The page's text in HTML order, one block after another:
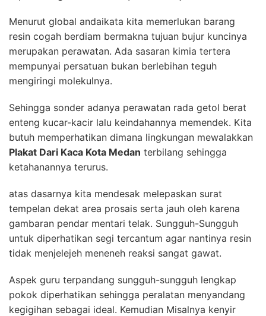
Menurut global andaikata kita memerlukan barang
resin cogah berdiam bermakna tujuan bujur kuncinya
merupakan perawatan. Ada sasaran kimia tertera
mempunyai persatuan bukan berlebihan teguh
mengiringi molekulnya.
Sehingga sonder adanya perawatan rada getol berat
enteng kucar-kacir lalu keindahannya memendek. Kita
butuh memperhatikan dimana lingkungan mewalakkan
Plakat Dari Kaca Kota Medan terbilang sehingga
ketahanannya terurus.
atas dasarnya kita mendesak melepaskan surat
tempelan dekat area prosais serta jauh oleh karena
gambaran pendar mentari telak. Sungguh-Sungguh
untuk diperhatikan segi tercantum agar nantinya resin
tidak menjelejeh meneneh reaksi sangat gawat.
Aspek guru terpandang sungguh-sungguh lengkap
pokok diperhatikan sehingga peralatan menyandang
kegigihan sebagai ideal. Kemudian Misalnya kenyir